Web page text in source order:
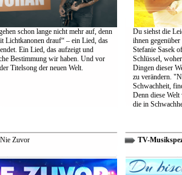
schon lange nicht mehr auf, denn
Lichtkanonen drauf“ – ein Lied, das
Ein Lied, das aufzeigt und
Bestimmung wir haben. Und vor
Titelsong der neuen Welt.
Du siehst die
ihnen
Stefanie Sasek
Schlüssel,
Dingen dieser
zu verändern.
Schwachheit,
Denn diese Welt
die in
Zuvor TV-